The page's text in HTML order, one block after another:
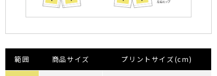
範囲 商品サイズ プリントサイズ(cm)